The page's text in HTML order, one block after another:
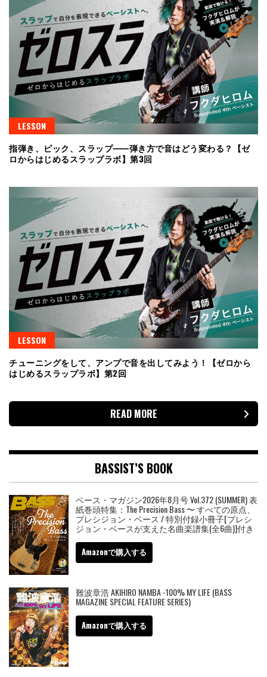
LESSON
指弾き、ピック、スラップ⸺弾き方で音はどう変わる？【ゼ
ロからはじめるスラップラボ】第3回
LESSON
チューニングをして、アンプで音を出してみよう！【ゼロから
はじめるスラップラボ】第2回
READ MORE
BASSIST’S BOOK
ベース・マガジン2026年8月号 Vol.372 (SUMMER) 表
紙巻頭特集：The Precision Bass 〜 すべての原点、
プレシジョン・ベース / 特別付録小冊子[プレシ
ジョン・ベースが支えた名曲楽譜集(全6曲)]付き
Amazonで購入する
難波章浩 AKIHIRO NAMBA -100% MY LIFE (BASS
MAGAZINE SPECIAL FEATURE SERIES)
Amazonで購入する